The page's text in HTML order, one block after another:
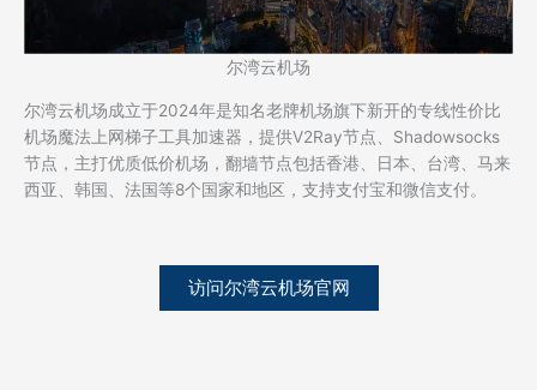
尔湾云机场
尔湾云机场成立于2024年是知名老牌机场旗下新开的专线性价比
机场魔法上网梯子工具加速器，提供V2Ray节点、Shadowsocks
节点，主打优质低价机场，翻墙节点包括香港、日本、台湾、马来
西亚、韩国、法国等8个国家和地区，支持支付宝和微信支付。
访问尔湾云机场官网